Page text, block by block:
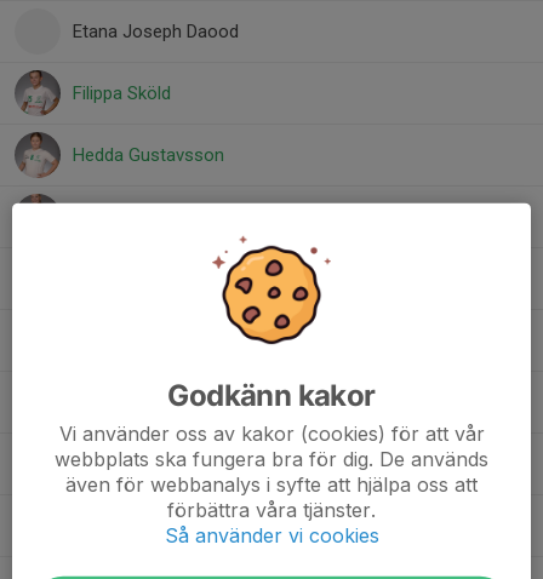
Etana Joseph Daood
Filippa Sköld
Hedda Gustavsson
Minna Tillmar
Nelly Spångberg
Nova Mileteg
Godkänn kakor
Vi använder oss av kakor (cookies) för att vår
webbplats ska fungera bra för dig. De används
även för webbanalys i syfte att hjälpa oss att
förbättra våra tjänster.
Så använder vi cookies